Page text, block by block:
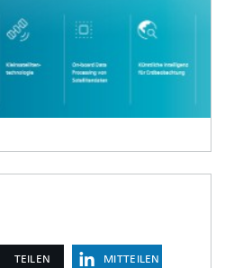
TEILEN MITTEILEN